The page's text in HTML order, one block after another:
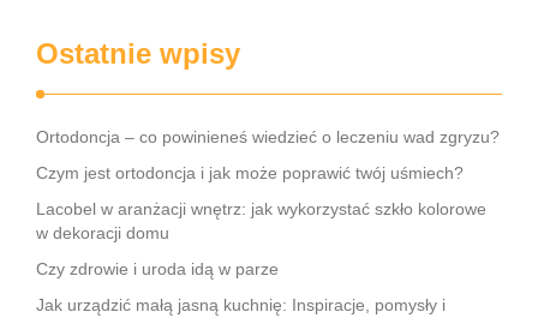
Ostatnie wpisy
Ortodoncja – co powinieneś wiedzieć o leczeniu wad zgryzu?
Czym jest ortodoncja i jak może poprawić twój uśmiech?
Lacobel w aranżacji wnętrz: jak wykorzystać szkło kolorowe
w dekoracji domu
Czy zdrowie i uroda idą w parze
Jak urządzić małą jasną kuchnię: Inspiracje, pomysły i